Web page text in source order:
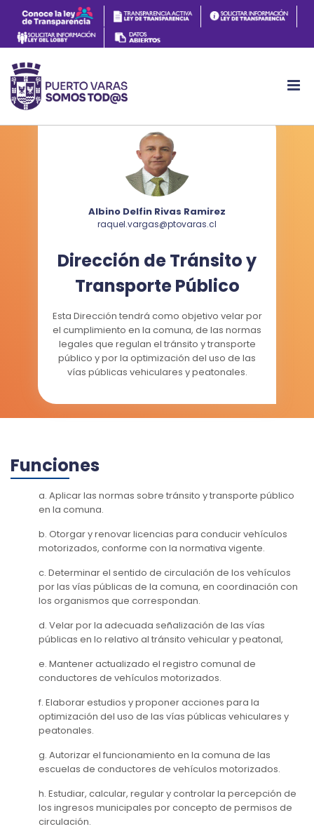
Albino Delfin Rivas Ramirez
raquel.vargas@ptovaras.cl
Dirección de Tránsito y
Transporte Público
Esta Dirección tendrá como objetivo velar por
el cumplimiento en la comuna, de las normas
legales que regulan el tránsito y transporte
público y por la optimización del uso de las
vías públicas vehiculares y peatonales.
Funciones
a. Aplicar las normas sobre tránsito y transporte público
en la comuna.
b. Otorgar y renovar licencias para conducir vehículos
motorizados, conforme con la normativa vigente.
c. Determinar el sentido de circulación de los vehículos
por las vías públicas de la comuna, en coordinación con
los organismos que correspondan.
d. Velar por la adecuada señalización de las vías
públicas en lo relativo al tránsito vehicular y peatonal,
e. Mantener actualizado el registro comunal de
conductores de vehículos motorizados.
f. Elaborar estudios y proponer acciones para la
optimización del uso de las vías públicas vehiculares y
peatonales.
g. Autorizar el funcionamiento en la comuna de las
escuelas de conductores de vehículos motorizados.
h. Estudiar, calcular, regular y controlar la percepción de
los ingresos municipales por concepto de permisos de
circulación.